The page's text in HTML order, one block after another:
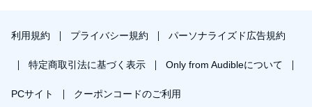
利用規約 プライバシー規約 パーソナライズド広告規約
特定商取引法に基づく表示 Only from Audibleについて
PCサイト クーポンコードのご利用